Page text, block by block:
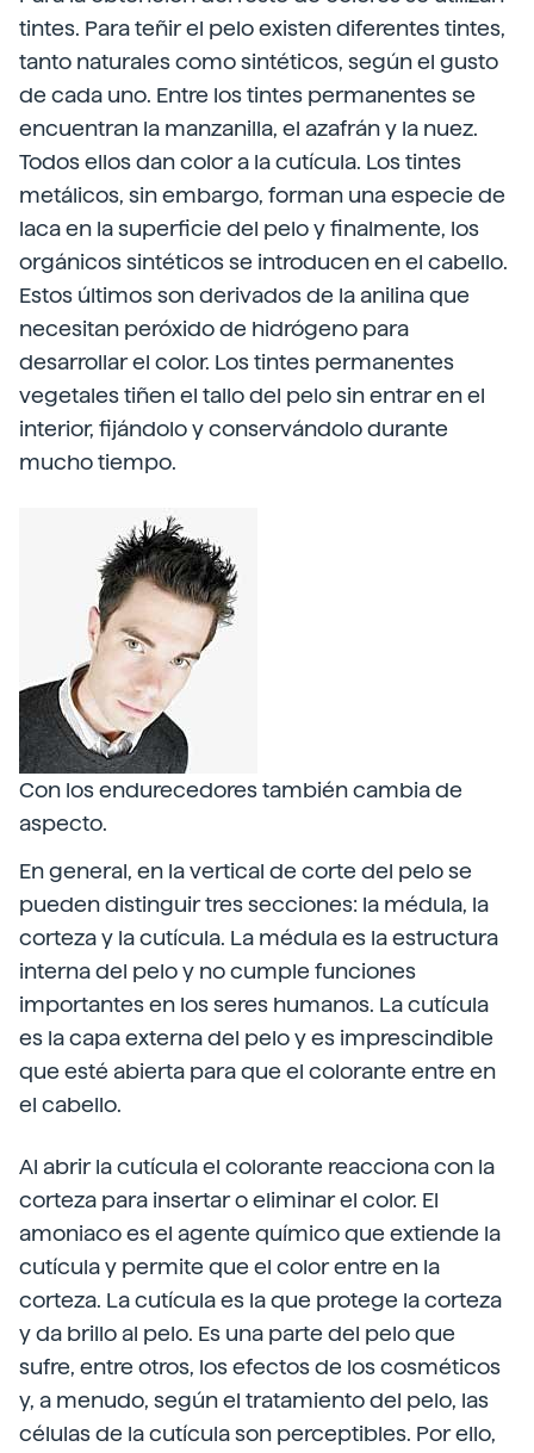
tintes. Para teñir el pelo existen diferentes tintes,
tanto naturales como sintéticos, según el gusto
de cada uno. Entre los tintes permanentes se
encuentran la manzanilla, el azafrán y la nuez.
Todos ellos dan color a la cutícula. Los tintes
metálicos, sin embargo, forman una especie de
laca en la superficie del pelo y finalmente, los
orgánicos sintéticos se introducen en el cabello.
Estos últimos son derivados de la anilina que
necesitan peróxido de hidrógeno para
desarrollar el color. Los tintes permanentes
vegetales tiñen el tallo del pelo sin entrar en el
interior, fijándolo y conservándolo durante
mucho tiempo.
Con los endurecedores también cambia de
aspecto.
En general, en la vertical de corte del pelo se
pueden distinguir tres secciones: la médula, la
corteza y la cutícula. La médula es la estructura
interna del pelo y no cumple funciones
importantes en los seres humanos. La cutícula
es la capa externa del pelo y es imprescindible
que esté abierta para que el colorante entre en
el cabello.
Al abrir la cutícula el colorante reacciona con la
corteza para insertar o eliminar el color. El
amoniaco es el agente químico que extiende la
cutícula y permite que el color entre en la
corteza. La cutícula es la que protege la corteza
y da brillo al pelo. Es una parte del pelo que
sufre, entre otros, los efectos de los cosméticos
y, a menudo, según el tratamiento del pelo, las
células de la cutícula son perceptibles. Por ello,